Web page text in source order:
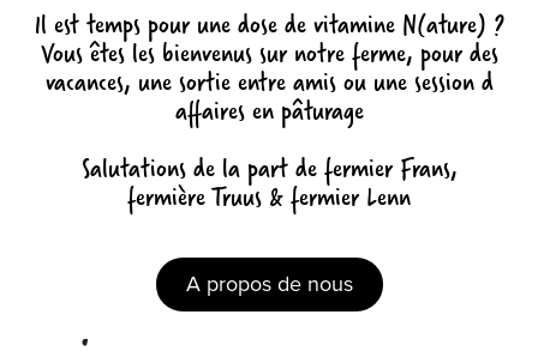
Il est temps pour une dose de vitamine N(ature) ?
Vous êtes les bienvenus sur notre ferme, pour des
vacances, une sortie entre amis ou une session d
affaires en pâturage
Salutations de la part de fermier Frans,
fermière Truus & fermier Lenn
A propos de nous